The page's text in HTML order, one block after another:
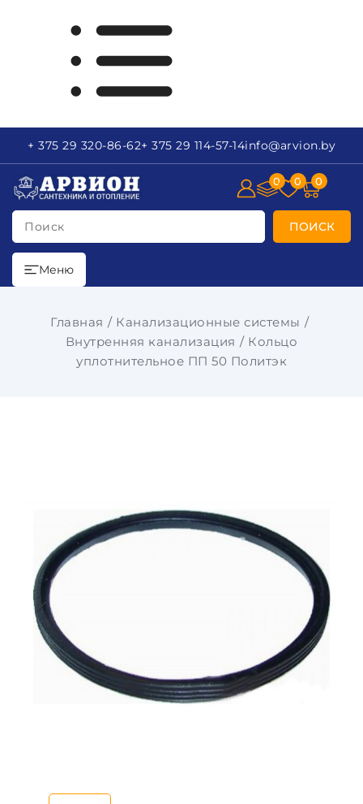
+ 375 29 320-86-62+ 375 29 114-57-14info@arvion.by
Поиск ПОИСК
0 0 0
Меню
Главная
Канализационные системы
Внутренняя канализация
Кольцо
уплотнительное ПП 50 Политэк